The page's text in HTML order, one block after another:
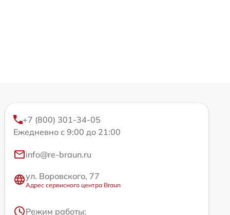
+7 (800) 301-34-05
Ежедневно с 9:00 до 21:00
info@re-braun.ru
ул. Воровского, 77
Адрес сервисного центра Braun
Режим работы: